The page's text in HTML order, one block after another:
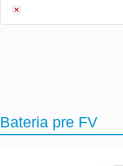
Bateria pre FV